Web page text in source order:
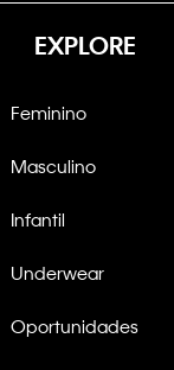
EXPLORE
Feminino
Masculino
Infantil
Underwear
Oportunidades